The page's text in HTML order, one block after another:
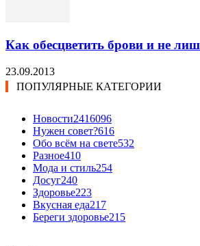
Как обесцветить брови и не
23.09.2013
ПОПУЛЯРНЫЕ КАТЕГОРИИ
Новости2416096
Нужен совет?616
Обо всём на свете532
Разное410
Мода и стиль254
Досуг240
Здоровье223
Вкусная еда217
Береги здоровье215